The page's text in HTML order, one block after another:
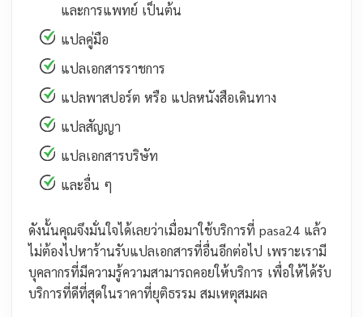
และการแพทย์ เป็นต้น
แปลคู่มือ
แปลเอกสารราชการ
แปลพาสปอร์ต หรือ แปลหนังสือเดินทาง
แปลสัญญา
แปลเอกสารบริษัท
และอื่น ๆ
ดังนั้นคุณจึงมั่นใจได้เลยว่าเมื่อมาใช้บริการที่ pasa24 แล้ว
ไม่ต้องไปหาร้านรับแปลเอกสารที่อื่นอีกต่อไป เพราะเรามี
บุคลากรที่มีความรู้ความสามารถคอยให้บริการ เพื่อให้ได้รับ
บริการที่ดีที่สุดในราคาที่ยุติธรรม สมเหตุสมผล